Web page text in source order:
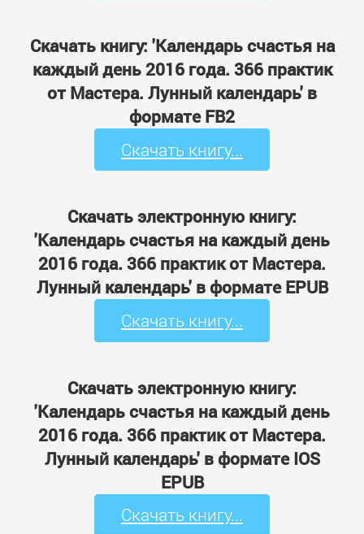
Скачать книгу: 'Календарь счастья на
каждый день 2016 года. 366 практик
от Мастера. Лунный календарь' в
формате FB2
Скачать книгу...
Скачать электронную книгу:
'Календарь счастья на каждый день
2016 года. 366 практик от Мастера.
Лунный календарь' в формате EPUB
Скачать книгу...
Скачать электронную книгу:
'Календарь счастья на каждый день
2016 года. 366 практик от Мастера.
Лунный календарь' в формате IOS
EPUB
Скачать книгу...